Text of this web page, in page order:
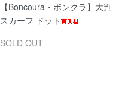
【Boncoura・ボンクラ】大判
スカーフ ドット
SOLD OUT